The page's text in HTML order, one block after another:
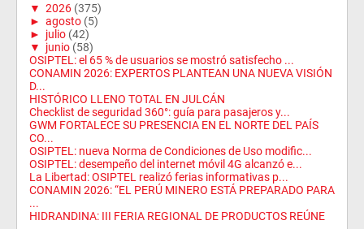
▼ 2026 (375)
► agosto (5)
► julio (42)
▼
junio (58)
OSIPTEL: el 65 % de usuarios se mostró satisfecho ...
CONAMIN 2026: EXPERTOS PLANTEAN UNA NUEVA VISIÓN
D...
HISTÓRICO LLENO TOTAL EN JULCÁN
Checklist de seguridad 360°: guía para pasajeros y...
GWM FORTALECE SU PRESENCIA EN EL NORTE DEL PAÍS
CO...
OSIPTEL: nueva Norma de Condiciones de Uso modific...
OSIPTEL: desempeño del internet móvil 4G alcanzó e...
La Libertad: OSIPTEL realizó ferias informativas p...
CONAMIN 2026: “EL PERÚ MINERO ESTÁ PREPARADO PARA
...
HIDRANDINA: III FERIA REGIONAL DE PRODUCTOS REÚNE